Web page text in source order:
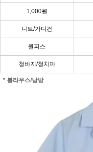
1,000원
니트/가디건
원피스
청바지/청치마
* 블라우스/남방